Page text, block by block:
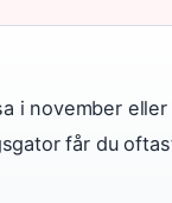
i november
får du